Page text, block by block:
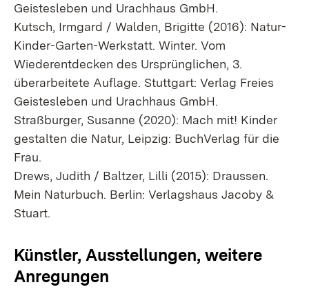
Geistesleben und Urachhaus GmbH.
Kutsch, Irmgard / Walden, Brigitte (2016): Natur-
Kinder-Garten-Werkstatt. Winter. Vom
Wiederentdecken des Ursprünglichen, 3.
überarbeitete Auflage. Stuttgart: Verlag Freies
Geistesleben und Urachhaus GmbH.
Straßburger, Susanne (2020): Mach mit! Kinder
gestalten die Natur, Leipzig: BuchVerlag für die
Frau.
Drews, Judith / Baltzer, Lilli (2015): Draussen.
Mein Naturbuch. Berlin: Verlagshaus Jacoby &
Stuart.
Künstler, Ausstellungen, weitere
Anregungen